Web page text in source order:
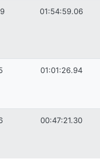
01:54:59.06
01:01:26.94
00:47:21.30